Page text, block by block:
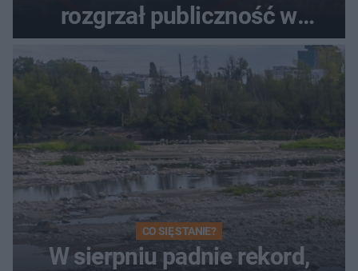
rozgrzał publiczność w
Toruniu
CO SIĘ STANIE?
W sierpniu padnie rekord,